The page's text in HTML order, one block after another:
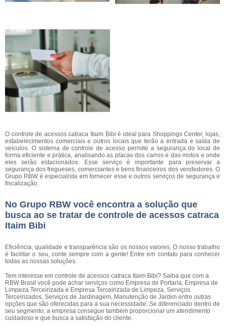
O controle de acessos catraca Itaim Bibi é ideal para Shoppings Center, lojas,
estabelecimentos comerciais e outros locais que terão a entrada e saída de
veículos. O sistema de controle de acesso permite a segurança do local de
forma eficiente e prática, analisando as placas dos carros e das motos e onde
eles serão estacionados. Esse serviço é importante para preservar a
segurança dos fregueses, comerciantes e bens financeiros dos vendedores. O
Grupo RBW é especialista em fornecer esse e outros serviços de segurança e
fiscalização.
No Grupo RBW você encontra a solução que
busca ao se tratar de controle de acessos catraca
Itaim Bibi
Eficiência, qualidade e transparência são os nossos valores. O nosso trabalho
é facilitar o seu, conte sempre com a gente! Entre em contato para conhecer
todas as nossas soluções.
Tem interesse em controle de acessos catraca Itaim Bibi? Saiba que com a
RBW Brasil você pode achar serviços como Empresa de Portaria, Empresa de
Limpeza Terceirizada e Empresa Terceirizada de Limpeza, Serviços
Terceirizados, Serviços de Jardinagem, Manutenção de Jardim entre outras
opções que são oferecidas para a sua necessidade. Se diferenciado dentro de
seu segmento, a empresa consegue também proporcionar um atendimento
cuidadoso e que busca a satisfação do cliente.